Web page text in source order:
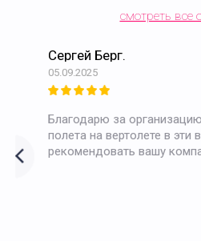
смотреть все
Сергей Берг.
05.09.2025
Благодарю за
полета на вертолете в
рекомендовать вашу